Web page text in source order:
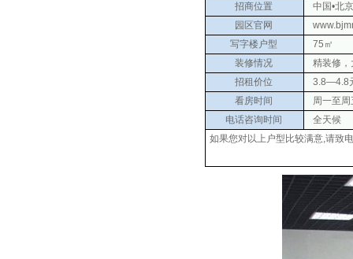
招商位置
中国•北
园区官网
写字楼户型
75㎡
装修情况
精装修，
招租价位
3.8—4.8
看房时间
周一至
电话咨询时间
全天候
如果您对以上户型比较满意,请致